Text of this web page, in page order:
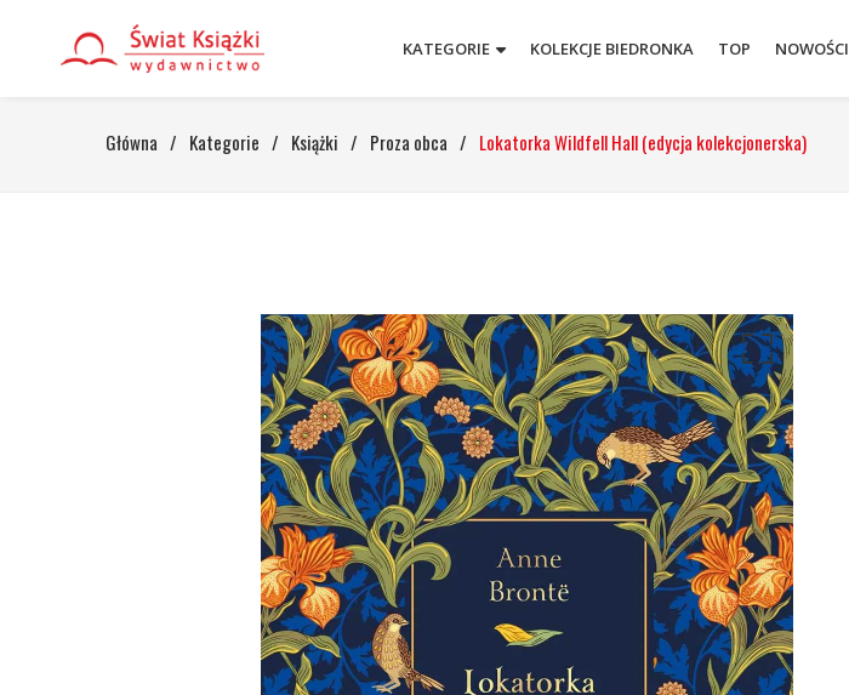
KATEGORIE KOLEKCJE BIEDRONKA TOP NOWOŚCI
Główna / Kategorie / Książki / Proza obca / Lokatorka Wildfell Hall (edycja kolekcjonerska)